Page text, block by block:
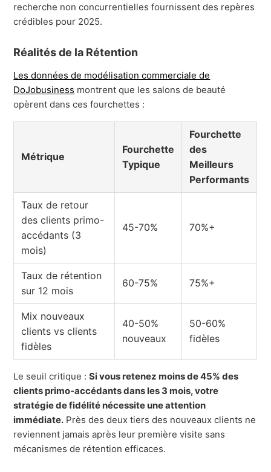
recherche non concurrentielles fournissent des repères
crédibles pour 2025.
Réalités de la Rétention
Les données de modélisation commerciale de
DoJobusiness montrent que les salons de beauté
opèrent dans ces fourchettes :
Métrique
Fourchette
Typique
Fourchette
des
Meilleurs
Performants
Taux de retour
des clients primo-
accédants (3
mois)
45-70% 70%+
Taux de rétention
sur 12 mois
60-75% 75%+
Mix nouveaux
clients vs clients
fidèles
40-50%
nouveaux
50-60%
fidèles
Le seuil critique :Si vous retenez moins de 45% des
clients primo-accédants dans les 3 mois, votre
stratégie de fidélité nécessite une attention
immédiate. Près des deux tiers des nouveaux clients ne
reviennent jamais après leur première visite sans
mécanismes de rétention efficaces.